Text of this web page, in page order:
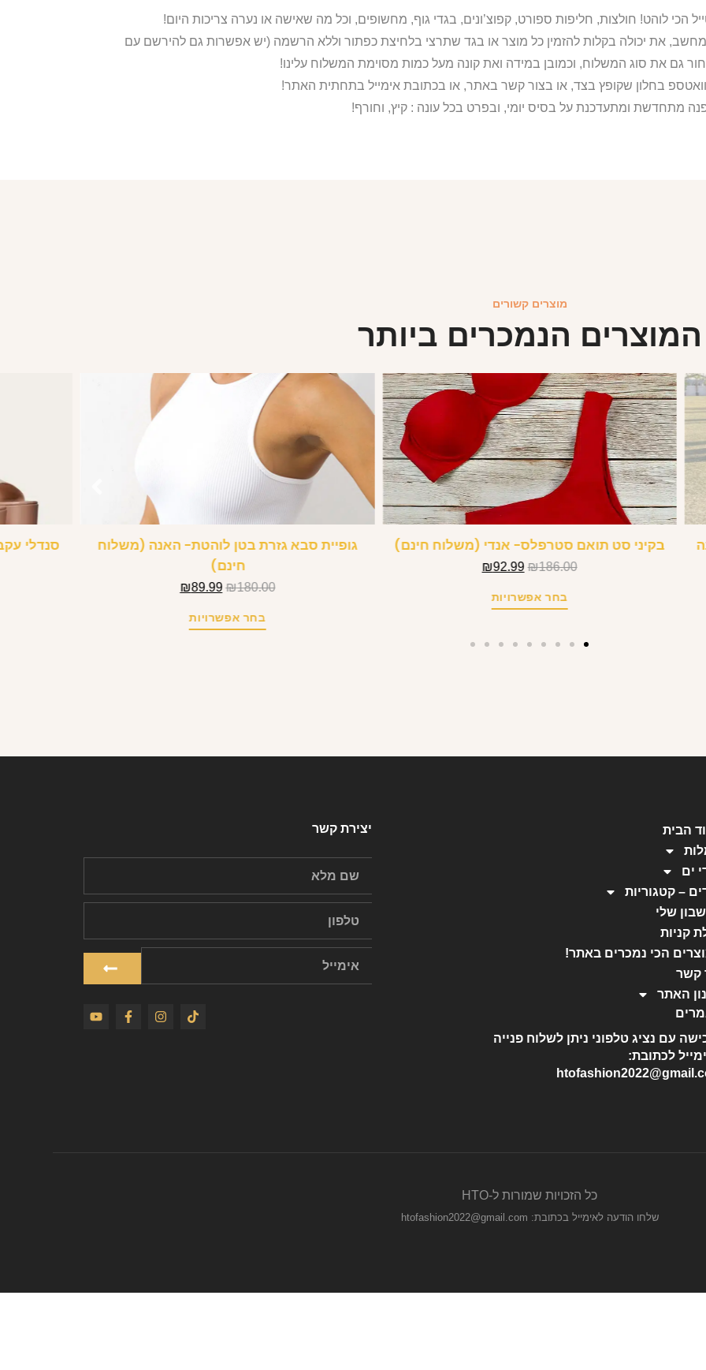
את יכולה בקלות להזמין כל מוצר או בגד שתרצי בלחיצת כפתור וללא הרשמה (יש אפשרות גם להירשם עם
גם את סוג המשלוח, וכמובן במידה ואת קונה מעל כמות מסוימת המשלוח עלינו!
בחלון שקופץ בצד, או בצור קשר באתר, או בכתובת אימייל בתחתית האתר!
מתחדשת ומתעדכנת על בסיס יומי, ובפרט בכל עונה : קיץ, וחורף!
מוצרים קשורים
המוצרים הנמכרים ביותר
בקיני סט תואם סטרפלס- אנדי (משלוח חינם)
₪186.00
₪92.99
בחר אפשרויות
גופיית סבא גזרת בטן לוהטת- האנה (משלוח
חינם)
₪180.00
₪89.99
בחר אפשרויות
סנדלי
הבית
ים
– קטגוריות
שלי
קניות
הכי נמכרים באתר!
קשר
האתר
עם נציג טלפוני ניתן לשלוח פנייה
לכתובת:
יצירת קשר
כל הזכויות שמורות ל-HTO
שלחו הודעה לאימייל בכתובת: htofashion2022@gmail.com